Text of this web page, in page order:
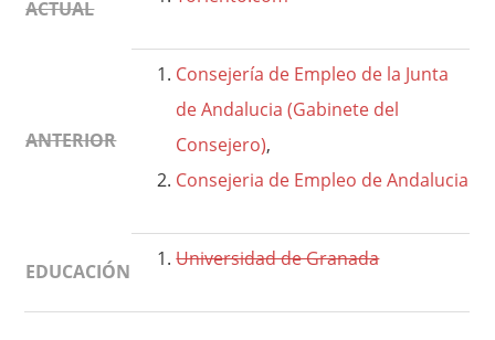
ACTUAL
ANTERIOR
Consejería de Empleo de la Junta
de Andalucia (Gabinete del
Consejero),
Consejeria de Empleo de Andalucia
EDUCACIÓN
Universidad de Granada